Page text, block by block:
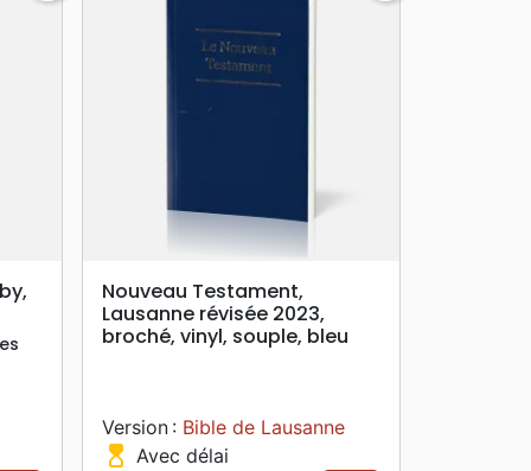
search APERÇU RAPIDE
Nouveau Testament,
Lausanne révisée 2023,
broché, vinyl, souple, bleu
Version : Bible de Lausanne
hourglass_top Avec délai